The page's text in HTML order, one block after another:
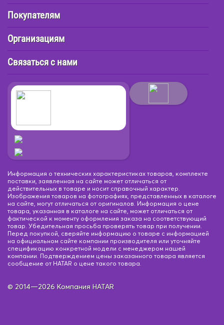
Покупателям
Организациям
Связаться с нами
Информация о технических характеристиках товаров, комплекте
поставки, заявленная на сайте может отличаться от
действительных в товаре и носит справочный характер.
Изображения товаров на фотографиях, представленных в каталоге
на сайте, могут отличаться от оригиналов. Информация о цене
товара, указанная в каталоге на сайте, может отличаться от
фактической к моменту оформления заказа на соответствующий
товар. Убедительная просьба проверять товар при получении.
Перед покупкой, сверяйте информацию о товаре с информацией
на официальном сайте компании производителя или уточняйте
спецификацию конкретной модели с менеджером нашей
компании. Подтверждением цены заказанного товара является
сообщение от HATAR о цене такого товара.
© 2014—2026 Компания HATAR